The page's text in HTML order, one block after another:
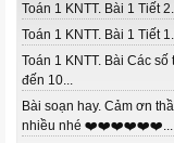
Toán 1 KNTT. Bài 1 Tiết
Toán 1 KNTT. Bài 1 Tiết
Toán 1 KNTT. Bài Các số
đến 10...
Bài soạn hay. Cảm ơn
nhiều nhé ❤️❤️❤️❤️❤️❤️...